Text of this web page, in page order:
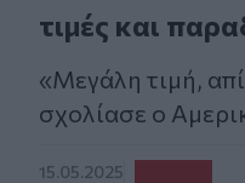
τιμές και
«Μεγάλη τιμή,
σχολίασε ο
15.05.2025